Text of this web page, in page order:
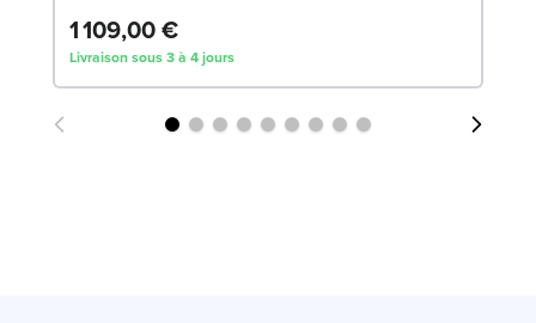
1 109,00 €
Livraison sous 3 à 4 jours